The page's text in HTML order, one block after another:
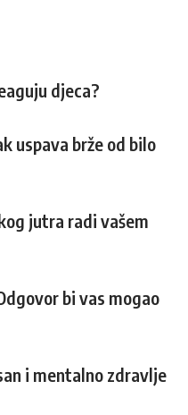
djeca?
uspava brže od bilo
jutra radi vašem
bi vas mogao
i mentalno zdravlje